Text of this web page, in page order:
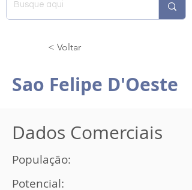
< Voltar
Sao Felipe D'Oeste
Dados Comerciais
População:
Potencial: